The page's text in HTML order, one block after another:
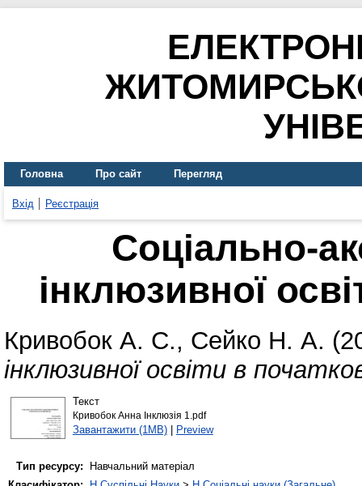
Головна Про сайт Перегляд
Вхід Реєстрація
Соціально-
інклюзивної
Кривобок А. С., Сейко Н. А.
інклюзивної освіти в
Текст
Кривобок Анна Інклюзія 1.pdf
Завантажити (1MB)| Preview
Тип ресурсу:
Навчальний матеріал